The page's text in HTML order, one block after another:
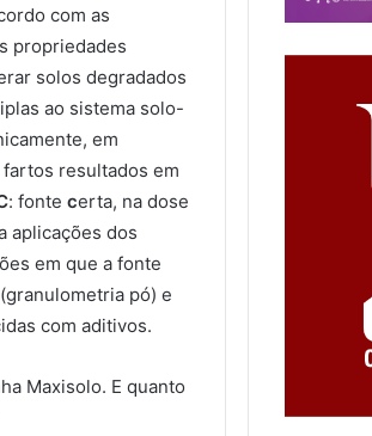
com as
propriedades
solos degradados
ao sistema solo-
em
resultados em
: fonte certa, na dose
aplicações dos
em que a fonte
pó) e
com aditivos.
Maxisolo. E quanto